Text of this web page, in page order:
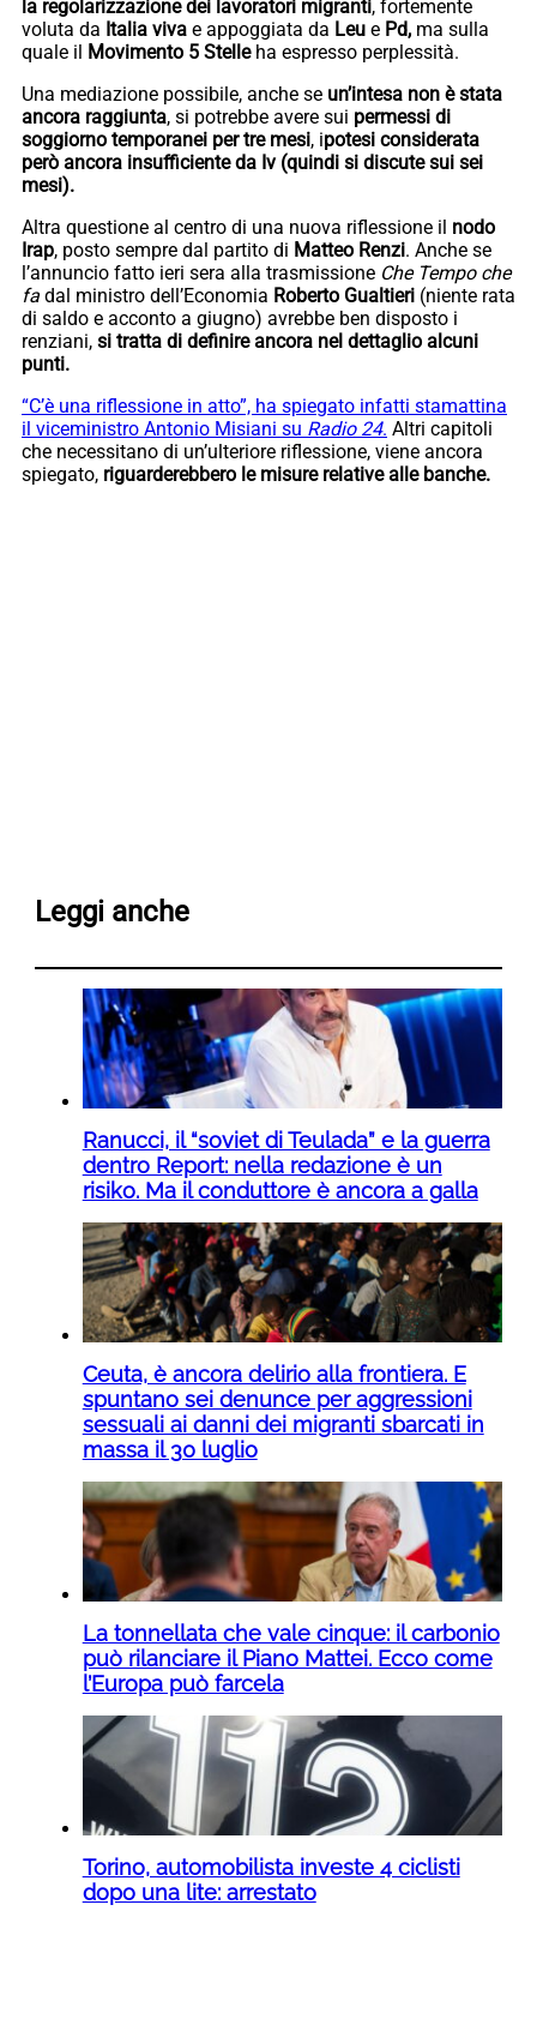
la regolarizzazione dei lavoratori migranti, fortemente
voluta da Italia viva e appoggiata da Leu e Pd, ma sulla
quale il Movimento 5 Stelleha espresso perplessità.
Una mediazione possibile, anche se un’intesa non è stata
ancora raggiunta, si potrebbe avere sui permessi di
soggiorno temporanei per tre mesi, ipotesi considerata
però ancora insufficiente da Iv (quindi si discute sui sei
mesi).
Altra questione al centro di una nuova riflessione il nodo
Irap, posto sempre dal partito di Matteo Renzi. Anche se
l’annuncio fatto ieri sera alla trasmissione Che Tempo che
fa dal ministro dell’Economia Roberto Gualtieri (niente rata
di saldo e acconto a giugno) avrebbe ben disposto i
renziani, si tratta di definire ancora nel dettaglio alcuni
punti.
“C’è una riflessione in atto”, ha spiegato infatti stamattina
il viceministro Antonio Misiani su Radio 24. Altri capitoli
che necessitano di un’ulteriore riflessione, viene ancora
spiegato, riguarderebbero le misure relative alle banche.
Leggi anche
Ranucci, il “soviet di Teulada” e la guerra
dentro Report: nella redazione è un
risiko. Ma il conduttore è ancora a galla
Ceuta, è ancora delirio alla frontiera. E
spuntano sei denunce per aggressioni
sessuali ai danni dei migranti sbarcati in
massa il 30 luglio
La tonnellata che vale cinque: il carbonio
può rilanciare il Piano Mattei. Ecco come
l’Europa può farcela
Torino, automobilista investe 4 ciclisti
dopo una lite: arrestato